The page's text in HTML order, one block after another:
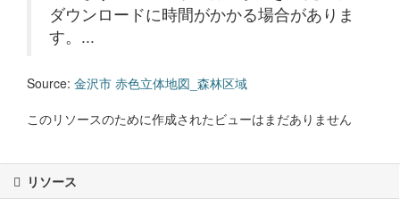
ダウンロードに時間がかかる場合がありま
す。...
Source: 金沢市 赤色立体地図_森林区域
このリソースのために作成されたビューはまだありません
リソース